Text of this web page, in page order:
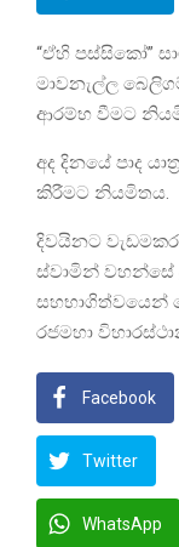
“ඒහි පස්සිකෝ”
මාවනැල්ල
ආරම්භ වීමට
අද දිනයේ පාද
කිරීමට නියමිතය.
දිවයිනට
ස්වාමින් වහන්සේ
සහභාගිත්වයෙන්
රජමහා
Facebook
Twitter
WhatsApp